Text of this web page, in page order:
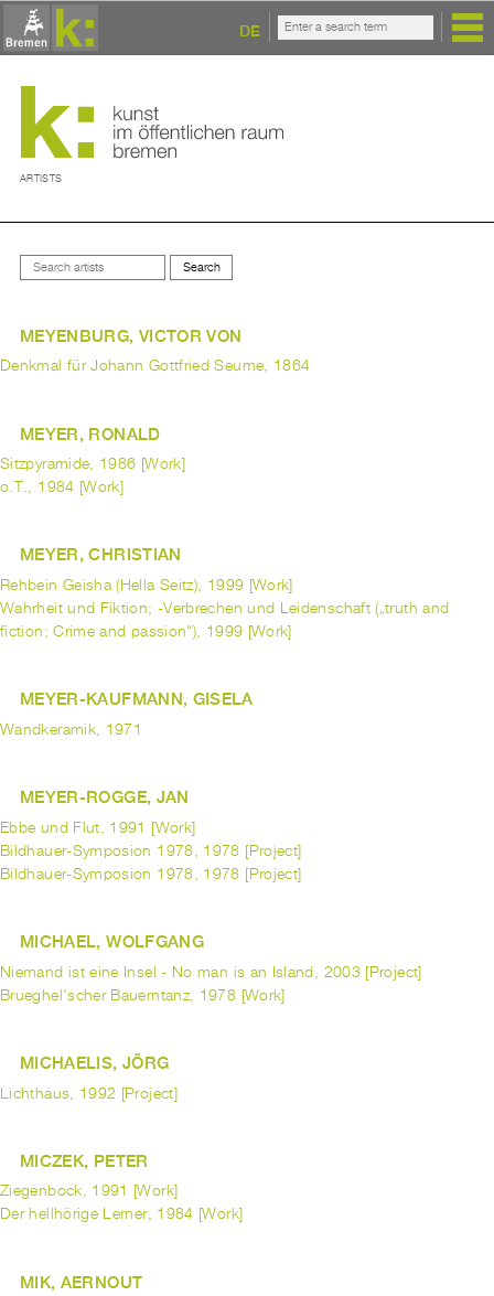
DE
ARTISTS
MEYENBURG, VICTOR VON
Denkmal für Johann Gottfried Seume, 1864
MEYER, RONALD
Sitzpyramide, 1986 [Work]
o.T., 1984 [Work]
MEYER, CHRISTIAN
Rehbein Geisha (Hella Seitz), 1999 [Work]
Wahrheit und Fiktion; -Verbrechen und Leidenschaft („truth and
fiction; Crime and passion“), 1999 [Work]
MEYER-KAUFMANN, GISELA
Wandkeramik, 1971
MEYER-ROGGE, JAN
Ebbe und Flut, 1991 [Work]
Bildhauer-Symposion 1978, 1978 [Project]
Bildhauer-Symposion 1978, 1978 [Project]
MICHAEL, WOLFGANG
Niemand ist eine Insel - No man is an Island, 2003 [Project]
Brueghel'scher Bauerntanz, 1978 [Work]
MICHAELIS, JÖRG
Lichthaus, 1992 [Project]
MICZEK, PETER
Ziegenbock, 1991 [Work]
Der hellhörige Lerner, 1984 [Work]
MIK, AERNOUT